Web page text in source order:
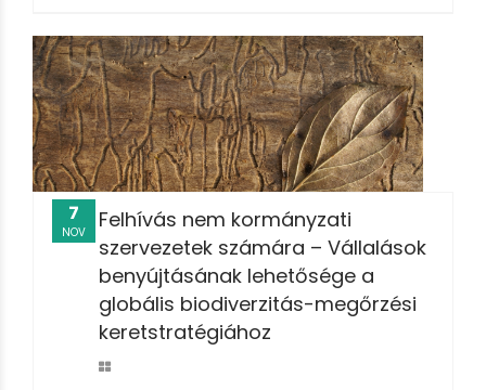
Felhívás nem kormányzati
szervezetek számára – Vállalások
benyújtásának lehetősége a
globális biodiverzitás-megőrzési
keretstratégiához
7
NOV